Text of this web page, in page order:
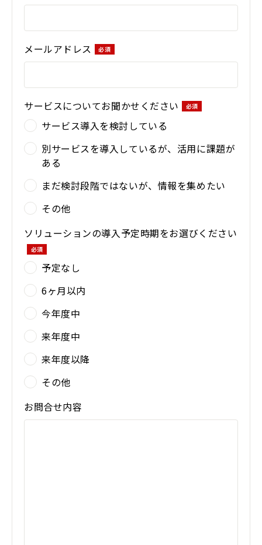
メールアドレス
サービスについてお聞かせください
サービス導入を検討している
別サービスを導入しているが、活用に課題が
ある
まだ検討段階ではないが、情報を集めたい
その他
ソリューションの導入予定時期をお選びください
予定なし
6ヶ月以内
今年度中
来年度中
来年度以降
その他
お問合せ内容